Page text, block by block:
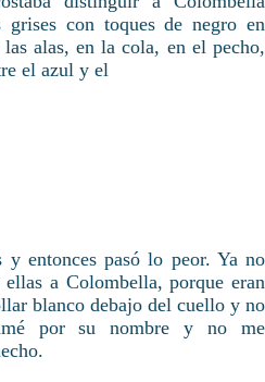
grises con toques de negro en
alas, en la cola, en el pecho,
el azul y el
y entonces pasó lo peor. Ya no
a Colombella, porque eran
blanco debajo del cuello y no
por su nombre y no me